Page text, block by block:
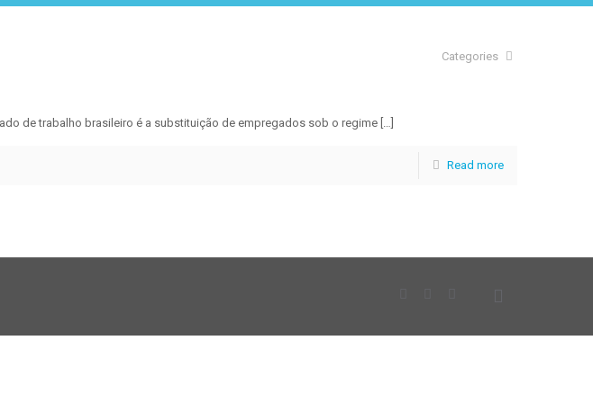
Categories
de trabalho brasileiro é a substituição de empregados sob o regime […]
Read more